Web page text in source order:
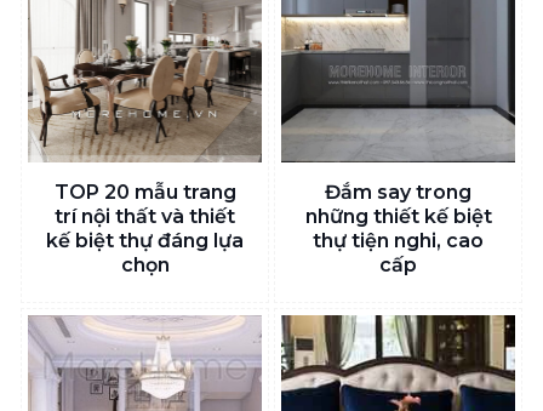
TOP 20 mẫu trang
trí nội thất và thiết
kế biệt thự đáng lựa
chọn
Đắm say trong
những thiết kế biệt
thự tiện nghi, cao
cấp